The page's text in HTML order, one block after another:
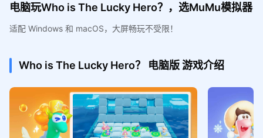
电脑玩Who is The Lucky Hero？，选MuMu模拟器
适配 Windows 和 macOS，大屏畅玩不受限！
Who is The Lucky Hero？ 电脑版游戏介绍